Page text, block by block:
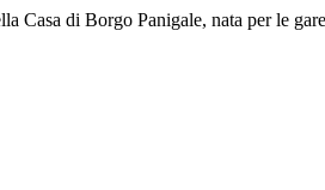
Casa di Borgo Panigale, nata per le